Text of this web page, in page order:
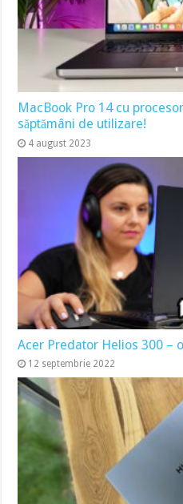
MacBook Pro 14 cu
săptămâni de utilizare!
4 august 2023
Acer Predator Helios 300 –
12 septembrie 2022